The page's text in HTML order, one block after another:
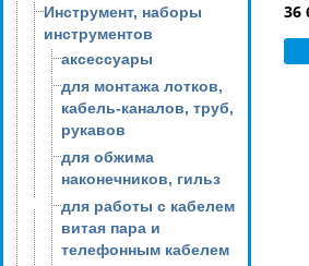
Инструмент, наборы
инструментов
аксессуары
для монтажа лотков,
кабель-каналов, труб,
рукавов
для обжима
наконечников, гильз
для работы с кабелем
витая пара и
телефонным кабелем
36